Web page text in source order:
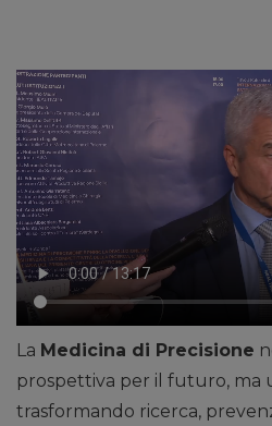
La Medicina di Precisione
prospettiva per il futuro, ma
trasformando ricerca,